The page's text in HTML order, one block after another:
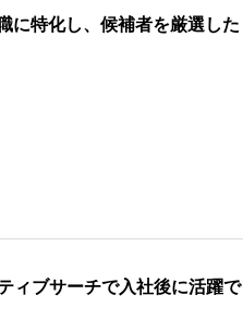
に特化し、候補者を厳選した
ィブサーチで入社後に活躍で